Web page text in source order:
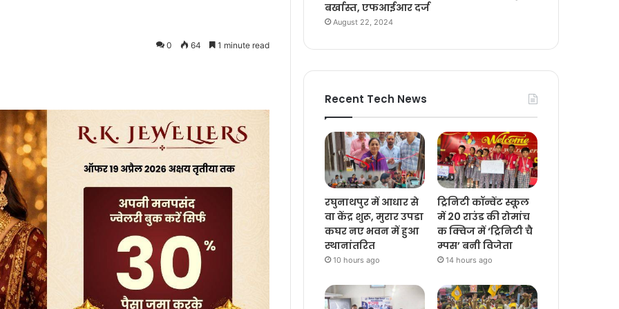
0 64 1 minute read
बर्खास्त, एफआईआर दर्ज
August 22, 2024
Recent Tech News
रघुनाथपुर में आधार से
वा केंद्र शुरू, मुरार उपडा
कघर नए भवन में हुआ
स्थानांतरित
10 hours ago
ट्रिनिटी कॉन्वेंट स्कूल
में 20 राउंड की रोमांच
क क्विज में ‘ट्रिनिटी चै
म्पस’ बनी विजेता
14 hours ago